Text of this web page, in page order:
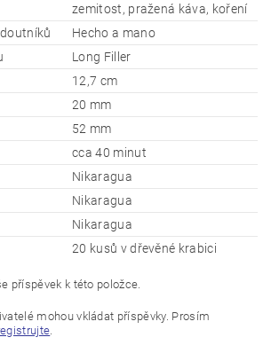
zemitost, pražená káva, koření
Hecho a mano
Long Filler
12,7 cm
20 mm
52 mm
cca 40 minut
Nikaragua
Nikaragua
Nikaragua
20 kusů v dřevěné krabici
příspěvek k této položce.
mohou vkládat příspěvky. Prosím